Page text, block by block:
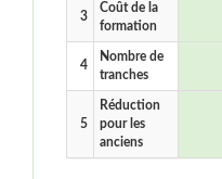
3
Coût de la
formation
4
Nombre de
tranches
5
Réduction
pour les
anciens